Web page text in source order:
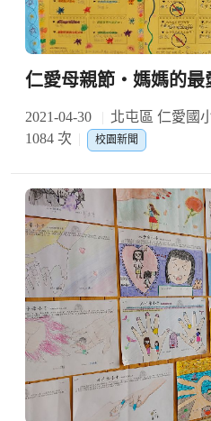
仁愛母親節‧媽媽的最
2021-04-30 北屯區 仁愛國
1084 次
校園新聞